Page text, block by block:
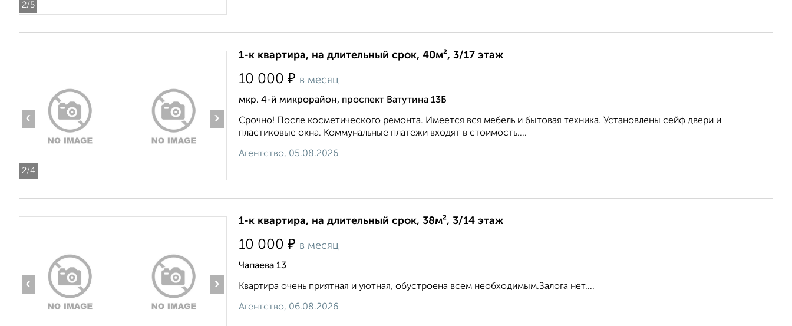
2/5
2/4
‹ ›
1-к квартира, на длительный срок, 40м², 3/17 этаж
10 000 ₽ в месяц
мкр. 4-й микрорайон, проспект Ватутина 13Б
Срочно! После косметического ремонта. Имеется вся мебель и бытовая техника. Установлены сейф двери и
пластиковые окна. Коммунальные платежи входят в стоимость....
Агентство, 05.08.2026
‹ ›
1-к квартира, на длительный срок, 38м², 3/14 этаж
10 000 ₽ в месяц
Чапаева 13
Квартира очень приятная и уютная, обустроена всем необходимым.Залога нет....
Агентство, 06.08.2026